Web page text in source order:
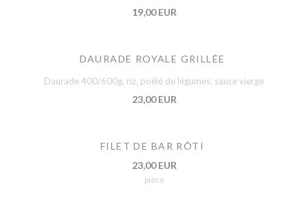
19,00 EUR
DAURADE ROYALE GRILLÉE
Daurade 400/600g, riz, poêlé de légumes, sauce vierge
23,00 EUR
FILET DE BAR RÔTI
23,00 EUR
pièce